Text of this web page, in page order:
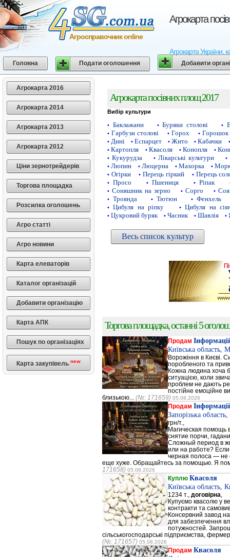
Агрокарта
Агрокарта України,
Агросправочник online
Головна Подати оголошення Добавити
Агрокарта 2016
Агрокарта 2014
Агрокарта 2013
Агрокарта 2012
Ціни зернотрейдерів
Торгова площадка
Розсилка оголошень
Агро статті
Агро новини
Карта елеваторів
Каталог організацій
Добавити організацію
Карта АПК
Пошук по організаціях
Карта закупівель new
Агрокарта посівних площ 2017
Вибір культури
• Баклажани • Буряки столові •
• Гарбузи столові • Горох • Горошок
• Дині • Еспарцет • Жито • Кабачки
•
• Картопля • Квасоля • Конопля •
• Кукурудза • Лікарські культури
•
• Люпин • Люцерна • Махорка •
• Огірки • Перець гіркий • Перець
• Просо • Пшениця • Ріпак
• Соняшник на зерно • Сорго • Соя
• Троянда • Тютюн • Фенхель
• Цибуля на ріпку • Цибуля на
• Цукровий буряк • Часник • Шавлія •
Весь список культур
Торгова площадка, останні 5
Продам
Київська
Ворожіння в Києві.
поробленого та
Кожна людина хоча б
ситуацією, коли
проблем не дають
постійне емоційне
близькою... (№: 171659) 05.08.2026
Продам
Запорізька
грн/т.,
Магическая помощь
снятие порчи,
Сложный период в
или на работе?
черная полоса — не
еще хуже. Обращайтесь за помощью. Я
171658) 05.08.2026
Куплю Квасоля
Київська область,
1234 т., договірна
Купуємо квасолю у
контракти та
Консервний завод на
для забезпечення
потужностей.
сільськогосподарські підприємства,
(№: 171657) 05.08.2026
Продам Квасоля